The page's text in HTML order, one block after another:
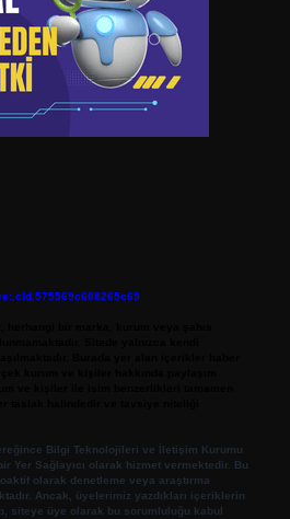
Bilgi Teknolojileri ve İletişim Kurumu
Yer Sağlayıcı olarak hizmet vermektedir. Bu
olarak denetleme veya araştırma
Ancak, üyelerimiz yazdıkları içeriklerin
siteye üye olarak bu sorumluluğu kabul